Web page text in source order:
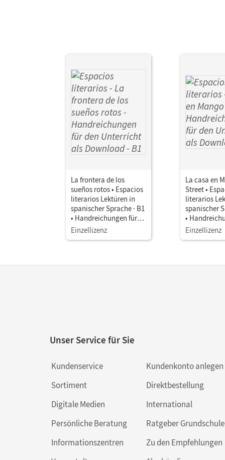
La frontera de los
sueños rotos • Espacios
literarios Lektüren in
spanischer Sprache · B1
• Handreichungen für
den Unterricht als
Einzellizenz
La casa en
Street •
literarios
spanischer
•
den
Einzellizenz
Unser Service für Sie
Kundenservice
Sortiment
Digitale Medien
Persönliche Beratung
Informationszentren
Kundenkonto anlegen
Direktbestellung
International
Ratgeber Grundschule
Zu den Empfehlungen